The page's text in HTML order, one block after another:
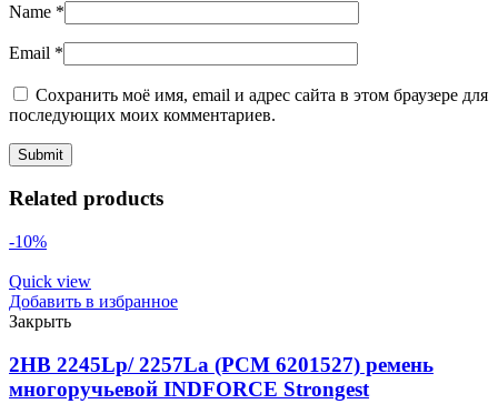
Name *
Email *
Сохранить моё имя, email и адрес сайта в этом браузере для
последующих моих комментариев.
Related products
-10%
Quick view
Добавить в избранное
Закрыть
2HB 2245Lp/ 2257La (PCM 6201527) ремень
многоручьевой INDFORCE Strongest